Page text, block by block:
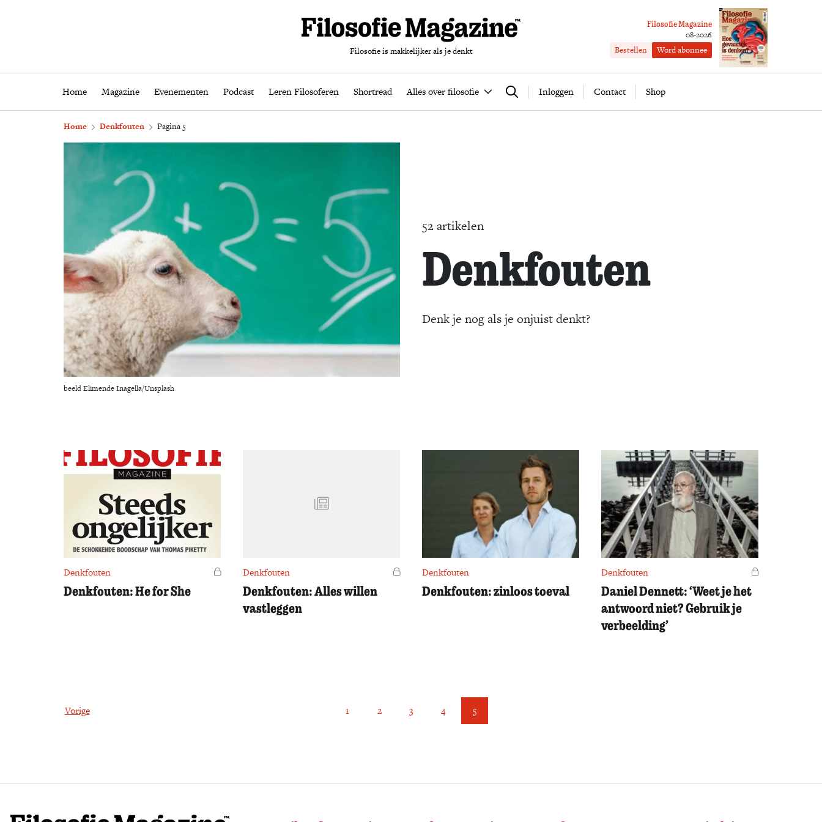
Filosofie is makkelijker als je denkt
Filosofie Magazine
08-2026
Bestellen Word abonnee
Home Magazine Evenementen Podcast Leren Filosoferen Shortread Alles over filosofie Zoeken Inloggen Contact Shop
Home Magazine Evenementen Podcast Leren Filosoferen Shortread Alles over filosofie Word abonnee
Home Denkfouten Pagina 5
52 artikelen
Denkfouten
Denk je nog als je onjuist denkt?
beeld Elimende Inagella/Unsplash
Denkfouten Voor leden
Denkfouten: He for She
Denkfouten Voor leden
​Denkfouten: Alles willen
vastleggen
Denkfouten
Denkfouten: zinloos toeval
Denkfouten Voor leden
Daniel Dennett: ‘Weet je het
antwoord niet? Gebruik je
verbeelding’
Vorige 1 2 3 4 5